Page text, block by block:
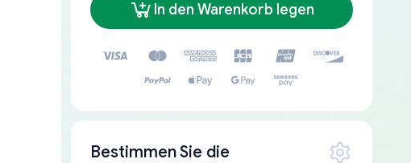
In den Warenkorb legen
Bestimmen Sie die